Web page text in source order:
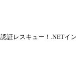
証レスキュー！.NETイ